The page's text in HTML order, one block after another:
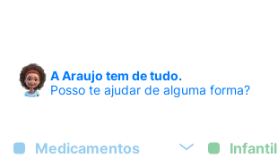
A Araujo tem de tudo.
Posso te ajudar de alguma forma?
Medicamentos Infantil